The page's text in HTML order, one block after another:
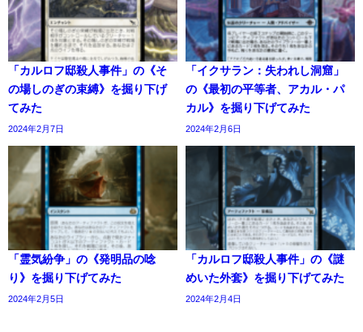
「カルロフ邸殺人事件」の《そ
の場しのぎの束縛》を掘り下げ
てみた
2024年2月7日
「イクサラン：失われし洞窟」
の《最初の平等者、アカル・パ
カル》を掘り下げてみた
2024年2月6日
「霊気紛争」の《発明品の唸
り》を掘り下げてみた
2024年2月5日
「カルロフ邸殺人事件」の《謎
めいた外套》を掘り下げてみた
2024年2月4日